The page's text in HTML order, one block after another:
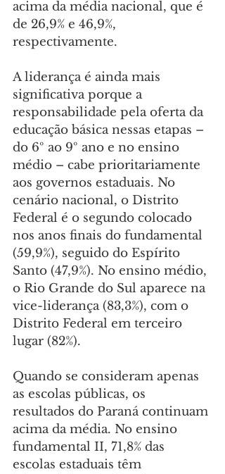
acima da média nacional, que é
de 26,9% e 46,9%,
respectivamente.
A liderança é ainda mais
significativa porque a
responsabilidade pela oferta da
educação básica nessas etapas –
do 6º ao 9º ano e no ensino
médio – cabe prioritariamente
aos governos estaduais. No
cenário nacional, o Distrito
Federal é o segundo colocado
nos anos finais do fundamental
(59,9%), seguido do Espírito
Santo (47,9%). No ensino médio,
o Rio Grande do Sul aparece na
vice-liderança (83,3%), com o
Distrito Federal em terceiro
lugar (82%).
Quando se consideram apenas
as escolas públicas, os
resultados do Paraná continuam
acima da média. No ensino
fundamental II, 71,8% das
escolas estaduais têm